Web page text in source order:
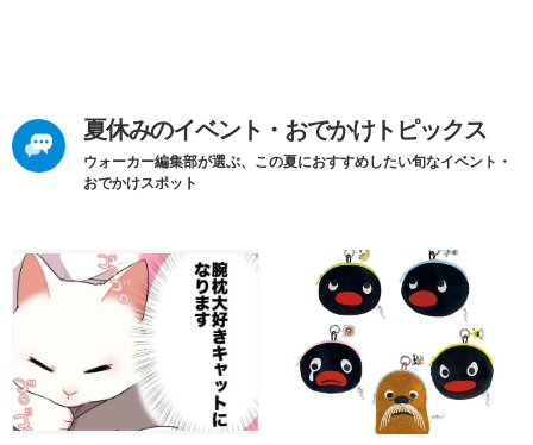
夏休みのイベント・おでかけトピックス
ウォーカー編集部が選ぶ、この夏におすすめしたい旬なイベント・
おでかけスポット